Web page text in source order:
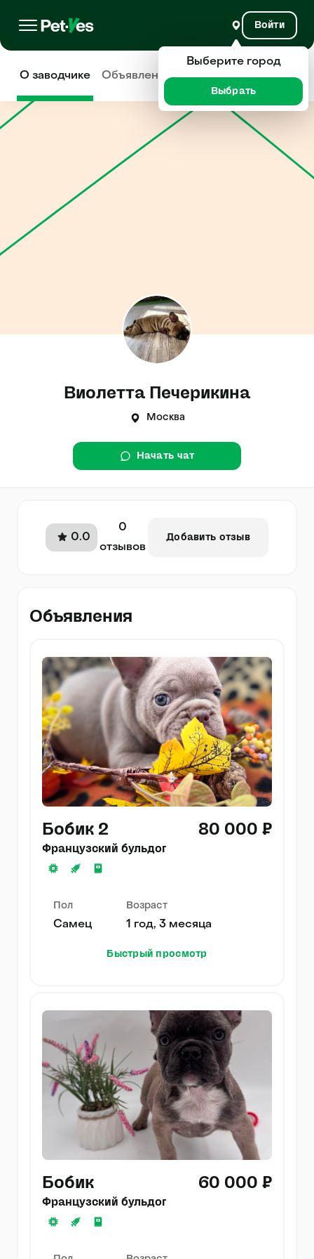
Войти
О заводчике Объявления Отзывы
Виолетта Печерикина
Москва
Начать чат
0.0
0
отзывов
Добавить отзыв
Объявления
Бобик 2 80 000 ₽
Французский бульдог
Пол
Самец
Возраст
1 год, 3 месяца
Быстрый просмотр
Бобик 60 000 ₽
Французский бульдог
Выберите город
Выбрать